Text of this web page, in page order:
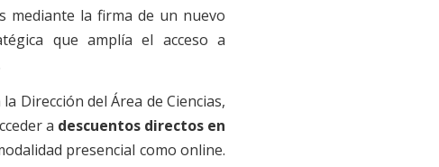
mediante la firma de un nuevo
que amplía el acceso a
Dirección del Área de Ciencias,
a descuentos directos en
presencial como online.